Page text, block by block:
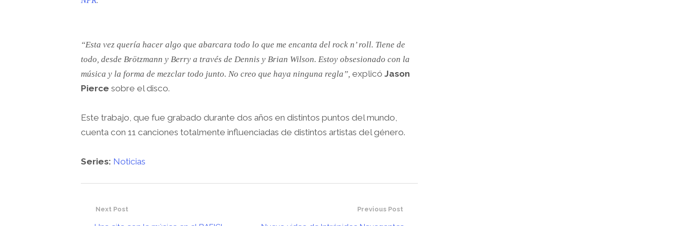
“Esta vez quería hacer algo que abarcara todo lo que me encanta del rock n’ roll. Tiene de
todo, desde Brötzmann y Berry a través de Dennis y Brian Wilson. Estoy obsesionado con la
música y la forma de mezclar todo junto. No creo que haya ninguna regla”, explicó Jason
Pierce sobre el disco.
Este trabajo, que fue grabado durante dos años en distintos puntos del mundo,
cuenta con 11 canciones totalmente influenciadas de distintos artistas del género.
Series: Noticias
Previous Post
Next Post